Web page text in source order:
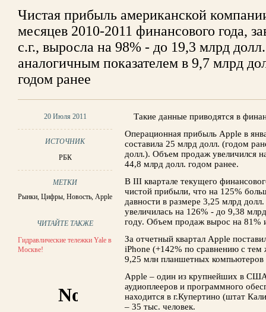
Чистая прибыль американской
месяцев 2010-2011 финансового года,
с.г., выросла на 98% - до 19,3 млрд
аналогичным показателем в 9,7 млрд
годом ранее
20 Июля 2011
ИСТОЧНИК
РБК
МЕТКИ
Рынки,Цифры,Новость,Apple
ЧИТАЙТЕ ТАКЖЕ
Гидравлические тележки Yale в
Москве!
Такие данные приводятся в
Операционная прибыль Apple в
составила 25 млрд долл. (годом
долл.). Объем продаж увеличился
44,8 млрд долл. годом ранее.
В III квартале текущего
чистой прибыли, что на 125%
давности в размере 3,25 млрд
увеличилась на 126% - до 9,38
году. Объем продаж вырос на 81%
За отчетный квартал Apple
iPhone (+142% по сравнению с
9,25 млн планшетных компьютеров
Apple – один из крупнейших в
аудиоплееров и программного
находится в г.Купертино (штат
– 35 тыс. человек.